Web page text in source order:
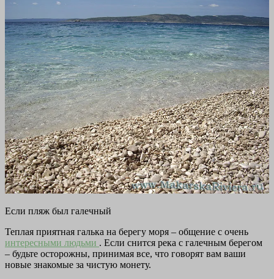
Если пляж был галечный
Теплая приятная галька на берегу моря – общение с очень
интересными людьми . Если снится река с галечным берегом
– будьте осторожны, принимая все, что говорят вам ваши
новые знакомые за чистую монету.